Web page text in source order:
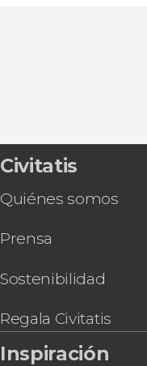
Civitatis
Quiénes somos
Prensa
Sostenibilidad
Regala Civitatis
Inspiración